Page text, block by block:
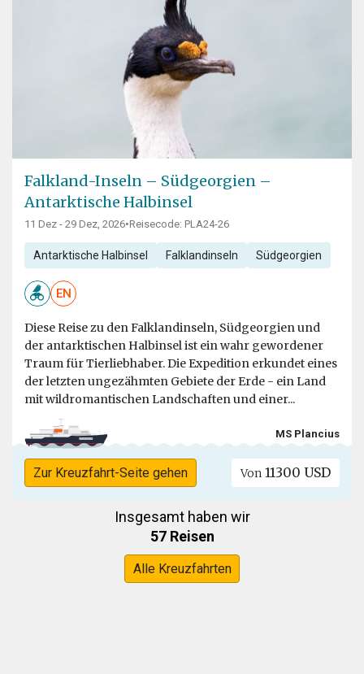
Falkland-Inseln – Südgeorgien –
Antarktische Halbinsel
11 Dez - 29 Dez, 2026•Reisecode: PLA24-26
Antarktische Halbinsel Falklandinseln Südgeorgien
EN
Diese Reise zu den Falklandinseln, Südgeorgien und
der antarktischen Halbinsel ist ein wahr gewordener
Traum für Tierliebhaber. Die Expedition erkundet eines
der letzten ungezähmten Gebiete der Erde - ein Land
mit wildromantischen Landschaften und einer...
MS Plancius
Zur Kreuzfahrt-Seite gehen Von 11300 USD
Insgesamt haben wir
57 Reisen
Alle Kreuzfahrten